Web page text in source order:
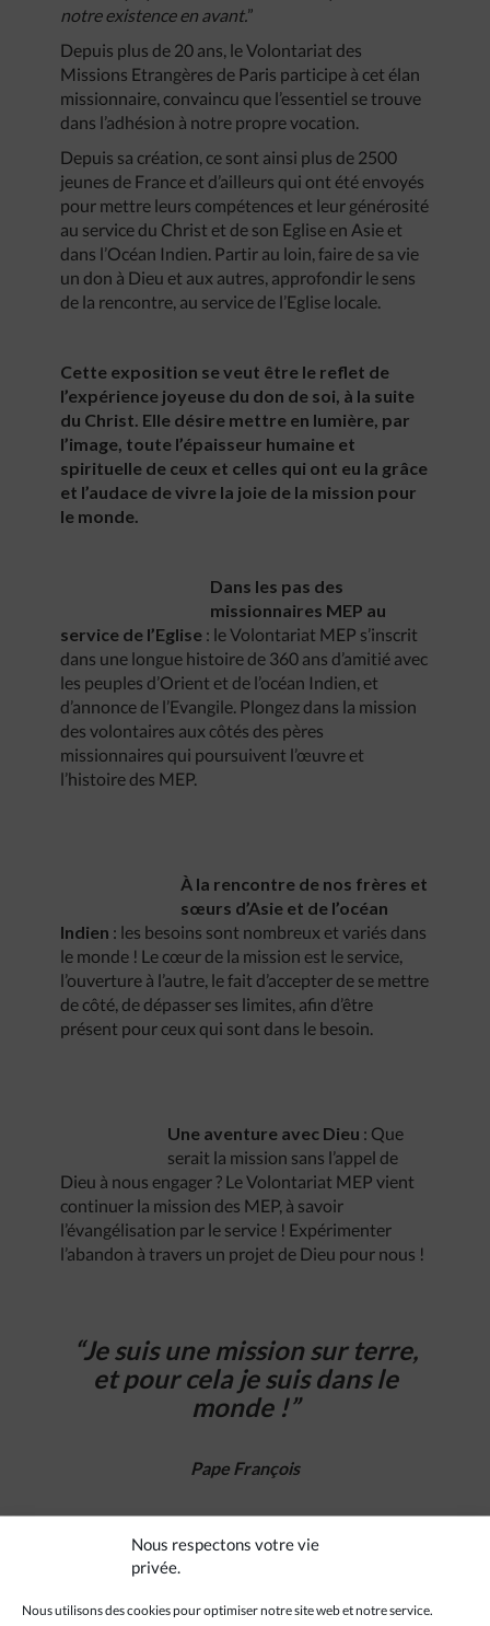
Nous respectons votre vie
privée.
Nous utilisons des cookies pour optimiser notre site web et notre service.
notre existence en avant.”
Depuis plus de 20 ans, le Volontariat des
Missions Etrangères de Paris participe à cet élan
missionnaire, convaincu que l’essentiel se trouve
dans l’adhésion à notre propre vocation.
Depuis sa création, ce sont ainsi plus de 2500
jeunes de France et d’ailleurs qui ont été envoyés
pour mettre leurs compétences et leur générosité
au service du Christ et de son Eglise en Asie et
dans l’Océan Indien. Partir au loin, faire de sa vie
un don à Dieu et aux autres, approfondir le sens
de la rencontre, au service de l’Eglise locale.
Cette exposition se veut être le reflet de
l’expérience joyeuse du don de soi, à la suite
du Christ. Elle désire mettre en lumière, par
l’image, toute l’épaisseur humaine et
spirituelle de ceux et celles qui ont eu la grâce
et l’audace de vivre la joie de la mission pour
le monde.
Dans les pas des
missionnaires MEP au
service de l’Eglise : le Volontariat MEP s’inscrit
dans une longue histoire de 360 ans d’amitié avec
les peuples d’Orient et de l’océan Indien, et
d’annonce de l’Evangile. Plongez dans la mission
des volontaires aux côtés des pères
missionnaires qui poursuivent l’œuvre et
l’histoire des MEP.
À la rencontre de nos frères et
sœurs d’Asie et de l’océan
Indien : les besoins sont nombreux et variés dans
le monde ! Le cœur de la mission est le service,
l’ouverture à l’autre, le fait d’accepter de se mettre
de côté, de dépasser ses limites, afin d’être
présent pour ceux qui sont dans le besoin.
Une aventure avec Dieu : Que
serait la mission sans l’appel de
Dieu à nous engager ? Le Volontariat MEP vient
continuer la mission des MEP, à savoir
l’évangélisation par le service ! Expérimenter
l’abandon à travers un projet de Dieu pour nous !
“Je suis une mission sur terre,
et pour cela je suis dans le
monde !”
Pape François